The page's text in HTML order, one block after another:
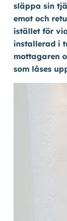
släppa sin
emot och
istället för
installerad i
mottagaren
som låses